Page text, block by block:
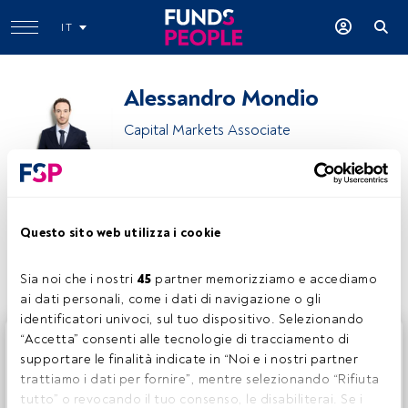
Questo sito web utilizza i cookie
Sia noi che i nostri 45 partner memorizziamo e accediamo
ai dati personali, come i dati di navigazione o gli
identificatori univoci, sul tuo dispositivo. Selezionando
“Accetta” consenti alle tecnologie di tracciamento di
supportare le finalità indicate in “Noi e i nostri partner
trattiamo i dati per fornire”, mentre selezionando “Rifiuta
tutto” o revocando il tuo consenso, le disabiliterai. Se i
IT
Alessandro Mondio
Capital Markets Associate
Condividi:
Questo è un articolo riservato agli utenti FundsPeople. Se
sei già registrato, accedi tramite il pulsante Login. Se non
hai ancora un account, ti invitiamo a registrarti per scoprire
tutti i contenuti che FundsPeople ha da offrire.